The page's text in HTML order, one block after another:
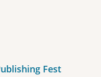
Fest